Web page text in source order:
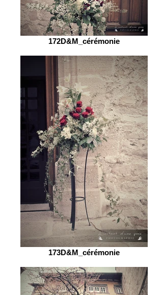
172D&M_cérémonie
173D&M_cérémonie